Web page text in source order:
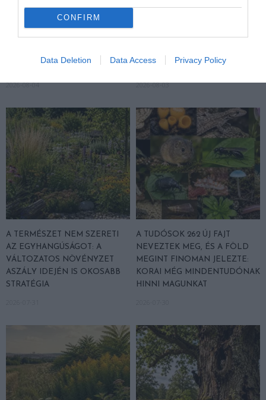
CONFIRM
Data Deletion Data Access Privacy Policy
KIRÁNDULÁS PANNONHALMA
2026-08-04
FEDŐ, ÉS MI TÖRTÉNIK
ALATTA A TERMÉSZETTEL?
2026-08-03
A TERMÉSZET NEM SZERETI
AZ EGYHANGÚSÁGOT: A
VÁLTOZATOS NÖVÉNYZET
ASZÁLY IDEJÉN IS OKOSABB
STRATÉGIA
A TUDÓSOK 262 ÚJ FAJT
NEVEZTEK MEG, ÉS A FÖLD
MEGINT FINOMAN JELEZTE:
KORAI MÉG MINDENTUDÓNAK
HINNI MAGUNKAT